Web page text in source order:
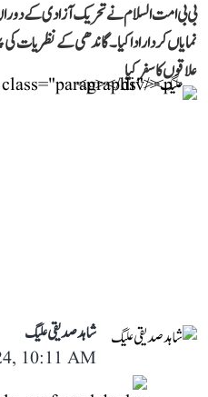
بی بی امت السلام نے تحریک آزادی کے
نمایاں کردار ادا کیا۔ گاندھی کے نظریات
علاقوں کا سفر کیا
شاہد صدیقی علیگ
10:11 AM